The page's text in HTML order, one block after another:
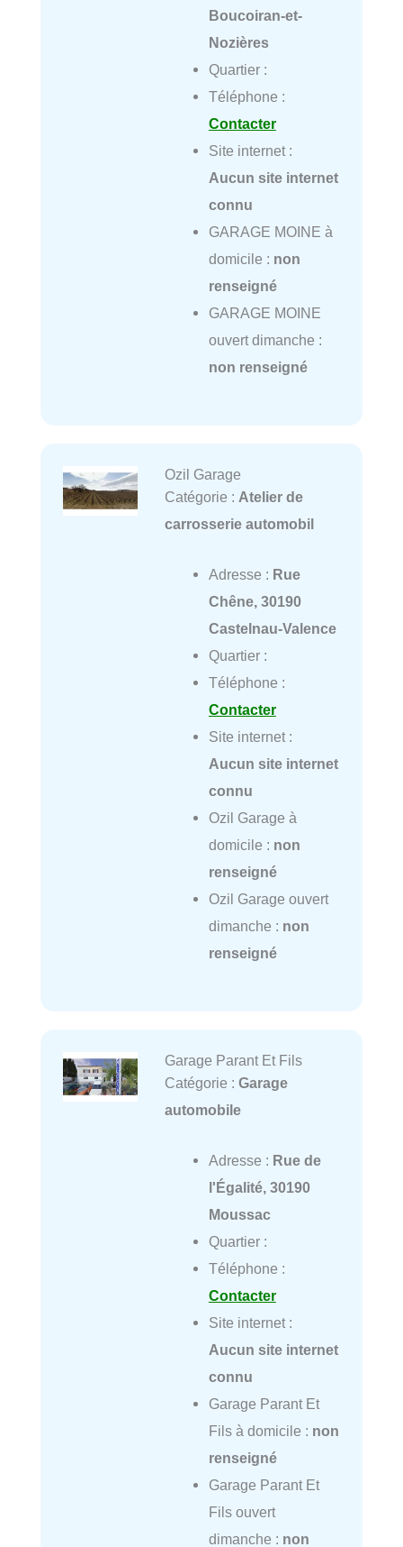
Boucoiran-et-
Nozières
Quartier :
Téléphone :
Contacter
Site internet :
Aucun site internet
connu
GARAGE MOINE à
domicile : non
renseigné
GARAGE MOINE
ouvert dimanche :
non renseigné
Ozil Garage
Catégorie : Atelier de
carrosserie automobil
Adresse : Rue
Chêne, 30190
Castelnau-Valence
Quartier :
Téléphone :
Contacter
Site internet :
Aucun site internet
connu
Ozil Garage à
domicile : non
renseigné
Ozil Garage ouvert
dimanche : non
renseigné
Garage Parant Et Fils
Catégorie : Garage
automobile
Adresse : Rue de
l'Égalité, 30190
Moussac
Quartier :
Téléphone :
Contacter
Site internet :
Aucun site internet
connu
Garage Parant Et
Fils à domicile : non
renseigné
Garage Parant Et
Fils ouvert
dimanche : non